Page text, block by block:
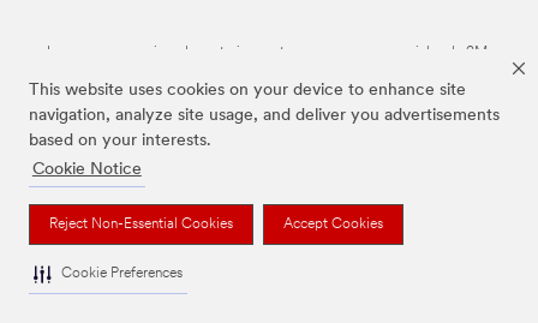
This website uses cookies on your device to enhance site
navigation, analyze site usage, and deliver you advertisements
based on your interests.
Cookie Notice
Reject Non-Essential Cookies Accept Cookies
Cookie Preferences
Las marcas mencionadas anteriormente son marcas comerciales de 3M.